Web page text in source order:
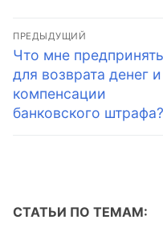
Навигация
по
записям
ПРЕДЫДУЩИЙ
Предыдущая
запись:
Что мне предпринять
для возврата денег и
компенсации
банковского штрафа?
СТАТЬИ ПО ТЕМАМ: